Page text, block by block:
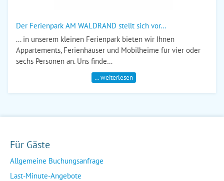
Der Ferienpark AM WALDRAND stellt sich vor...
... in unserem kleinen Ferienpark bieten wir Ihnen
Appartements, Ferienhäuser und Mobilheime für vier oder
sechs Personen an. Uns finde…
… weiterlesen
Für Gäste
Allgemeine Buchungsanfrage
Last-Minute-Angebote